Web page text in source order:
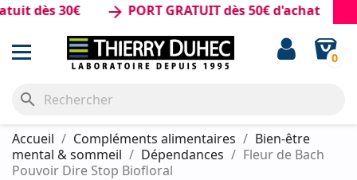
dès 30€ PORT GRATUIT dès 50€ d'achat
0
search
Accueil Compléments alimentaires
Bien-être
mental & sommeil
Dépendances
Fleur de Bach
Pouvoir Dire Stop Biofloral